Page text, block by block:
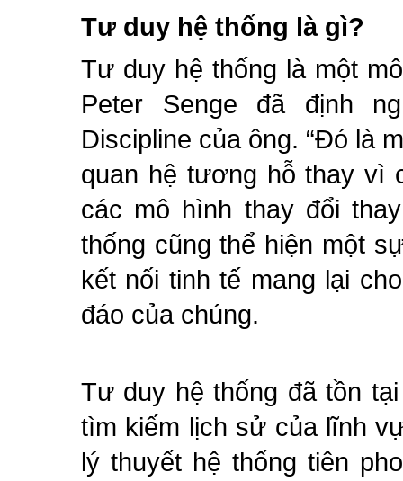
Tư duy hệ thống là gì?
Tư duy hệ thống là một
Peter Senge đã định
Discipline của ông. “Đó là
quan hệ tương hỗ thay vì
các mô hình thay đổi
thống cũng thể hiện một
kết nối tinh tế mang lại
đáo của chúng.
Tư duy hệ thống đã tồn
tìm kiếm lịch sử của lĩnh
lý thuyết hệ thống tiên